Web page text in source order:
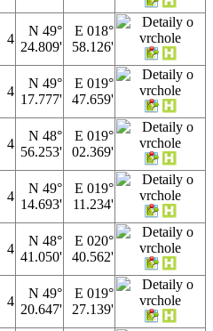
4
N 49°
24.809'
E 018°
58.126'
4
N 49°
17.777'
E 019°
47.659'
4
N 48°
56.253'
E 019°
02.369'
4
N 49°
14.693'
E 019°
11.234'
4
N 48°
41.050'
E 020°
40.562'
4
N 49°
20.647'
E 019°
27.139'